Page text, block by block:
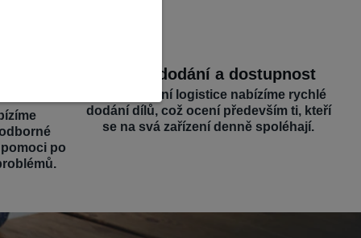
po
Rychlé dodání a dostupnost
Díky efektivní logistice nabízíme rychlé
dodání dílů, což ocení především ti, kteří
se na svá zařízení denně spoléhají.